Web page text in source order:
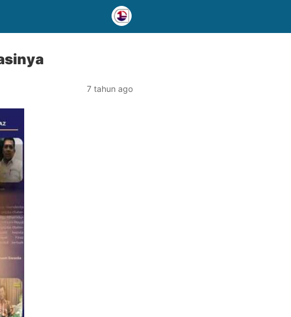
7 tahun ago